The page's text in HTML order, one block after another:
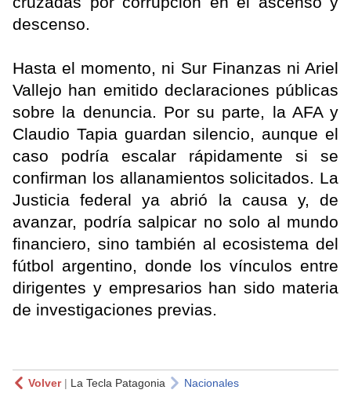
descenso.
Hasta el momento, ni Sur Finanzas ni Ariel
Vallejo han emitido declaraciones públicas
sobre la denuncia. Por su parte, la AFA y
Claudio Tapia guardan silencio, aunque el
caso podría escalar rápidamente si se
confirman los allanamientos solicitados. La
Justicia federal ya abrió la causa y, de
avanzar, podría salpicar no solo al mundo
financiero, sino también al ecosistema del
fútbol argentino, donde los vínculos entre
dirigentes y empresarios han sido materia
de investigaciones previas.
Volver| La Tecla Patagonia Nacionales